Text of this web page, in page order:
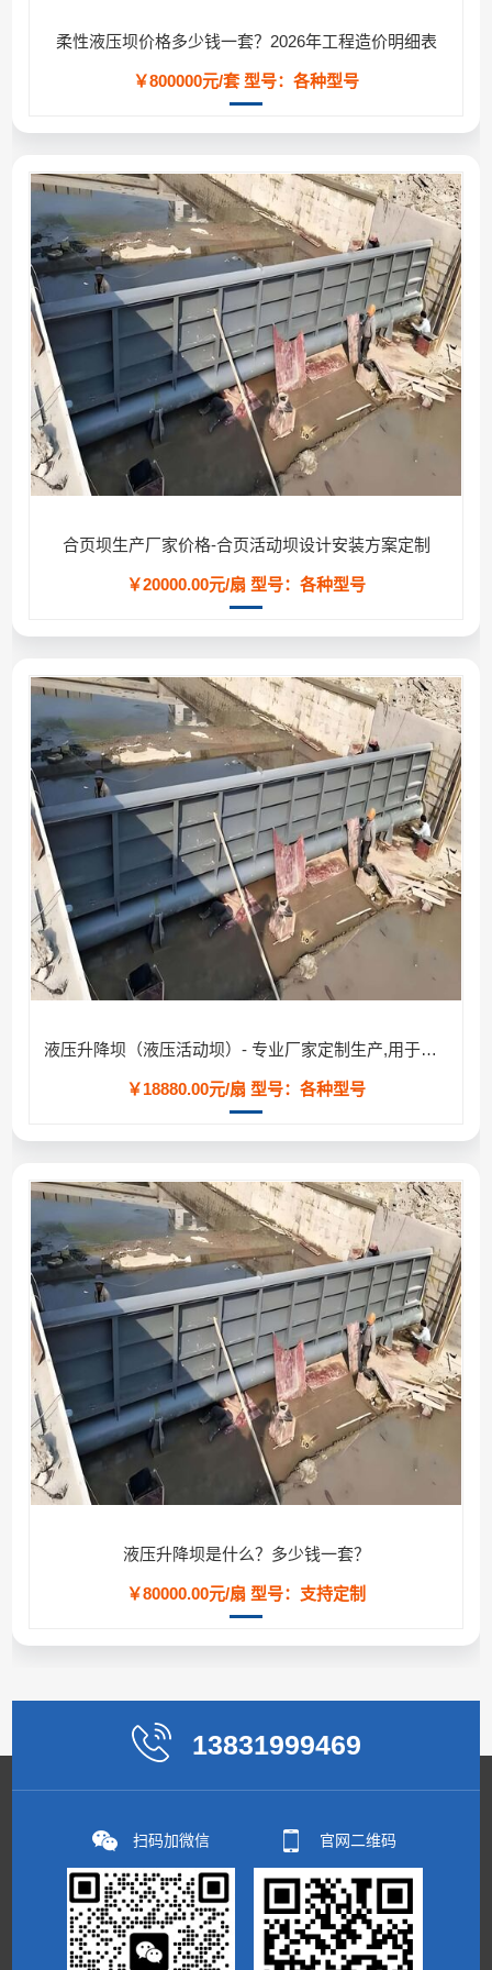
柔性液压坝价格多少钱一套？2026年工程造价明细表
￥800000元/套型号：各种型号
合页坝生产厂家价格-合页活动坝设计安装方案定制
￥20000.00元/扇 型号：各种型号
液压升降坝（液压活动坝）- 专业厂家定制生产,用于河道/防汛工程
￥18880.00元/扇 型号：各种型号
液压升降坝是什么？多少钱一套？
￥80000.00元/扇 型号：支持定制
13831999469
扫码加微信 官网二维码